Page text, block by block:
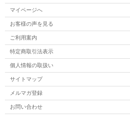
マイページへ
お客様の声を見る
ご利用案内
特定商取引法表示
個人情報の取扱い
サイトマップ
メルマガ登録
お問い合わせ